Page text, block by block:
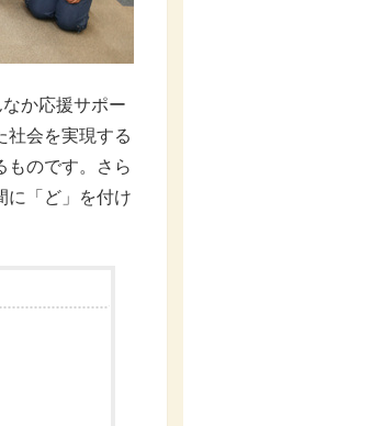
か応援サポー
社会を実現する
ものです。さら
に「ど」を付け